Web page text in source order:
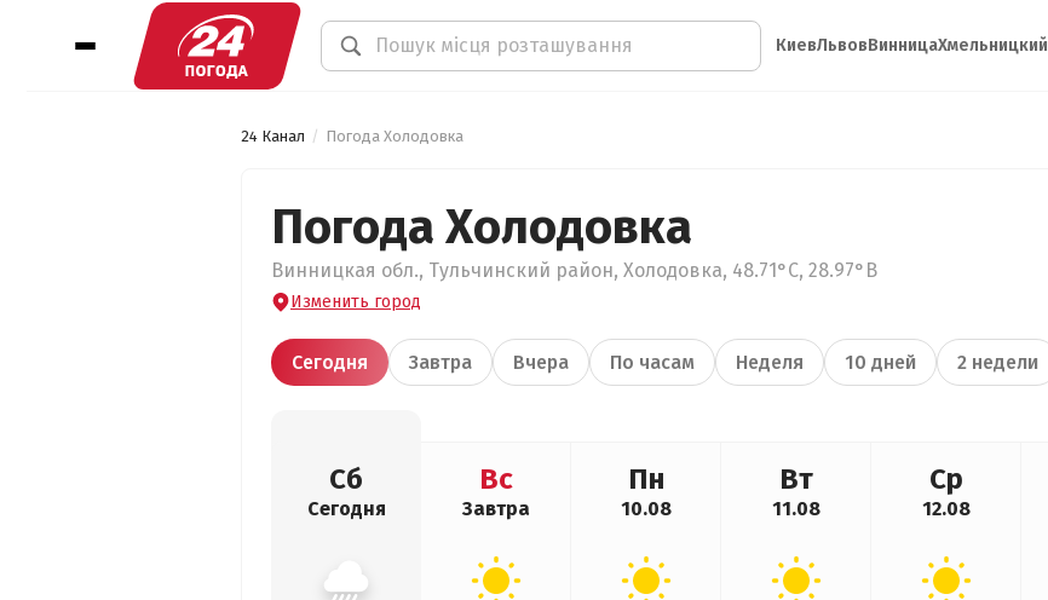
КиевЛьвовВинницаХмельницкий
24 Канал Погода Холодовка
Погода Холодовка
Винницкая обл., Тульчинский район, Холодовка, 48.71°С, 28.97°В
Изменить город
Сегодня Завтра Вчера По часам Неделя 10 дней 2 недели
Сб
Сегодня
Вс
Завтра
Пн
10.08
Вт
11.08
Ср
12.08